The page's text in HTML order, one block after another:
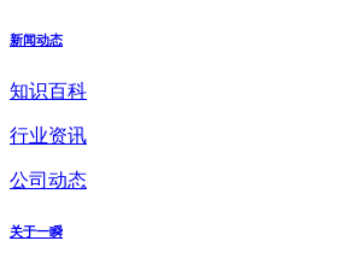
新闻动态
知识百科
行业资讯
公司动态
关于一瞬